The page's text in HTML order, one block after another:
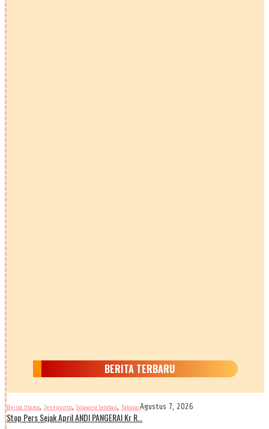
BERITA TERBARU
Berita Utama, Jeneponto, Sulawesi Selatan, TakalarAgustus 7, 2026
Stop Pers Sejak April ANDI PANGERAI Kr R…